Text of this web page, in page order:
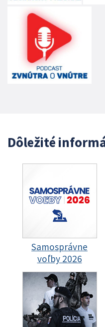
Dôležité
Samosprávne
voľby 2026